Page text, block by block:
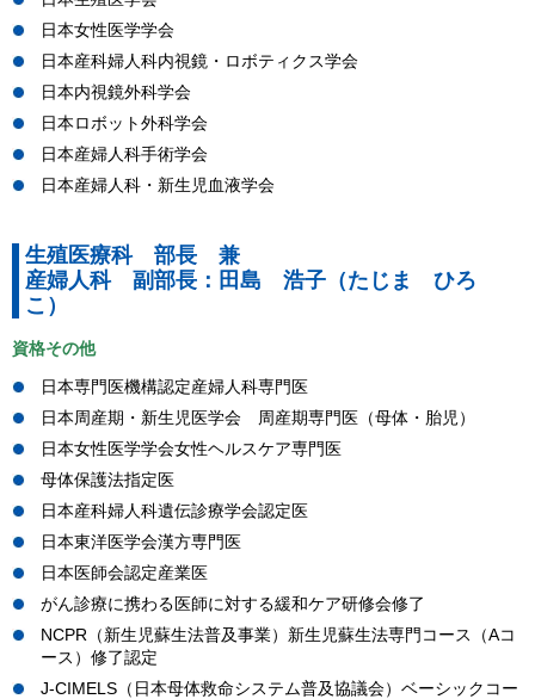
日本女性医学学会
日本産科婦人科内視鏡・ロボティクス学会
日本内視鏡外科学会
日本ロボット外科学会
日本産婦人科手術学会
日本産婦人科・新生児血液学会
生殖医療科 部長 兼
産婦人科 副部長：田島 浩子（たじま ひろ
こ）
資格その他
日本専門医機構認定産婦人科専門医
日本周産期・新生児医学会 周産期専門医（母体・胎児）
日本女性医学学会女性ヘルスケア専門医
母体保護法指定医
日本産科婦人科遺伝診療学会認定医
日本東洋医学会漢方専門医
日本医師会認定産業医
がん診療に携わる医師に対する緩和ケア研修会修了
NCPR（新生児蘇生法普及事業）新生児蘇生法専門コース（Aコ
ース）修了認定
J-CIMELS（日本母体救命システム普及協議会）ベーシックコー